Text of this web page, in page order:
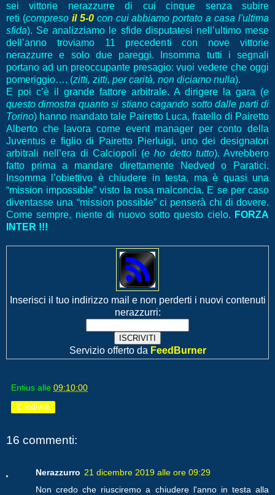
sei vittorie nerazzurre di cui cinque senza subire
reti (compreso il 5-0con cui abbiamo portato a casa l'ultima
sfida). Se analizziamo le sfide disputatesi nell’ultimo mese
dell’anno troviamo 11 precedenti con nove vittorie
nerazzurre e solo due pareggi. Insomma tutti i segnali
portano ad un preoccupante presagio: vuoi vedere che oggi
pomeriggio…. (zitti, zitti, per carità, non diciamo nulla).
E poi c’è il grande fattore arbitrale. A dirigere la gara (e
questo dimostra quanto si stiano cagando sotto dalle parti di
Torino) hanno mandato tale Pairetto Luca, fratello di Pairetto
Alberto che lavora come event manager per conto della
Juventus e figlio di Pairetto Pierluigi, uno dei designatori
arbitrali nell’era di Calciopoli (e ho detto tutto). Avrebbero
fatto prima a mandare direttamente Nedved o Paratici.
Insomma l’obiettivo è chiudere in testa, ma è quasi una
“mission impossible” visto la rosa malconcia. E se per caso
diventasse una “mission possible” ci penserà chi di dovere.
Come sempre, niente di nuovo sotto questo cielo. FORZA
INTER !!!
Inserisci il tuo indirizzo mail e non perderti i nuovi contenuti
nerazzurri:
Servizio offerto da FeedBurner
Entius alle 09:10:00
Condividi
16 commenti:
Nerazzurro 21 dicembre 2019 alle ore 09:29
Non credo che riusciremo a chiudere l'anno in testa alla